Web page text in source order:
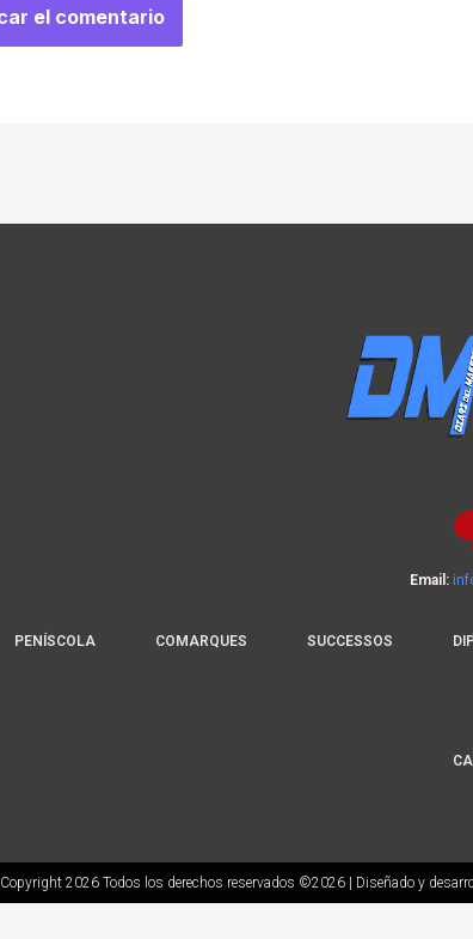
Email:
PENÍSCOLA COMARQUES SUCCESSOS
Copyright 2026 Todos los derechos reservados ©2026 | Diseñado y